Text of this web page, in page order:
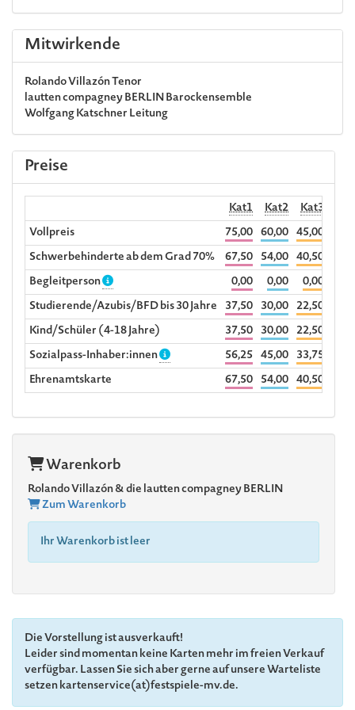
Mitwirkende
Rolando VillazónTenor
lautten compagney BERLINBarockensemble
Wolfgang Katschner Leitung
Preise
Kat1 Kat2 Kat3
Vollpreis
75,00 60,00 45,00
Schwerbehinderte ab dem Grad 70%
67,50 54,00 40,50
Begleitperson
0,00 0,00 0,00
Studierende/Azubis/BFD bis 30 Jahre
37,50 30,00 22,50
Kind/Schüler (4-18 Jahre)
37,50 30,00 22,50
Sozialpass-Inhaber:innen
56,25 45,00 33,75
Ehrenamtskarte
67,50 54,00 40,50
Warenkorb
Rolando Villazón & die lautten compagney BERLIN
Zum Warenkorb
Ihr Warenkorb ist leer
Die Vorstellung ist ausverkauft!
Leider sind momentan keine Karten mehr im freien Verkauf
verfügbar. Lassen Sie sich aber gerne auf unsere Warteliste
setzen kartenservice(at)festspiele-mv.de.